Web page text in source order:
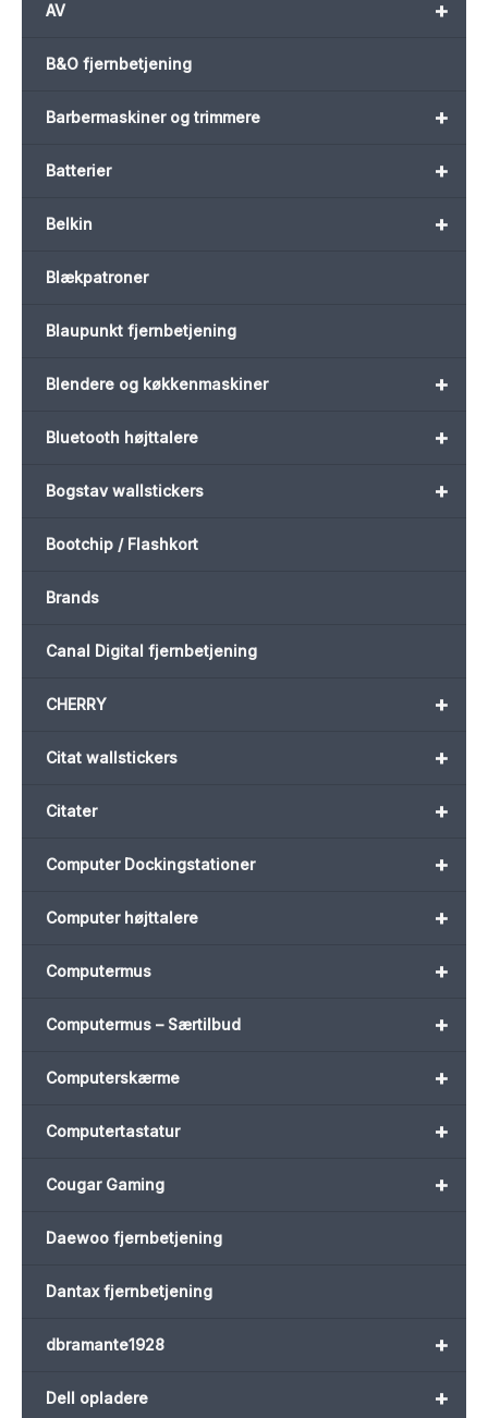
+
AV
B&O fjernbetjening
+
Barbermaskiner og trimmere
+
Batterier
+
Belkin
Blækpatroner
Blaupunkt fjernbetjening
+
Blendere og køkkenmaskiner
+
Bluetooth højttalere
+
Bogstav wallstickers
Bootchip / Flashkort
Brands
Canal Digital fjernbetjening
+
CHERRY
+
Citat wallstickers
+
Citater
+
Computer Dockingstationer
+
Computer højttalere
+
Computermus
+
Computermus – Særtilbud
+
Computerskærme
+
Computertastatur
+
Cougar Gaming
Daewoo fjernbetjening
Dantax fjernbetjening
+
dbramante1928
+
Dell opladere